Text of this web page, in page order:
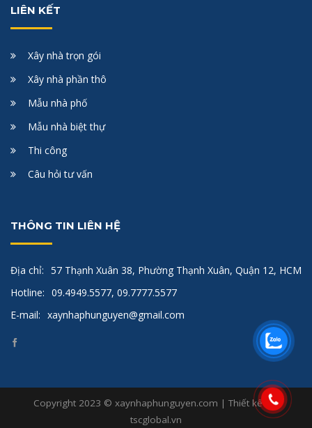
LIÊN KẾT
Xây nhà trọn gói
Xây nhà phần thô
Mẫu nhà phố
Mẫu nhà biệt thự
Thi công
Câu hỏi tư vấn
THÔNG TIN LIÊN HỆ
Địa chỉ: 57 Thạnh Xuân 38, Phường Thạnh Xuân, Quận 12, HCM
Hotline: 09.4949.5577, 09.7777.5577
E-mail: xaynhaphunguyen@gmail.com
Copyright 2023 © xaynhaphunguyen.com | Thiết kế bởi
tscglobal.vn